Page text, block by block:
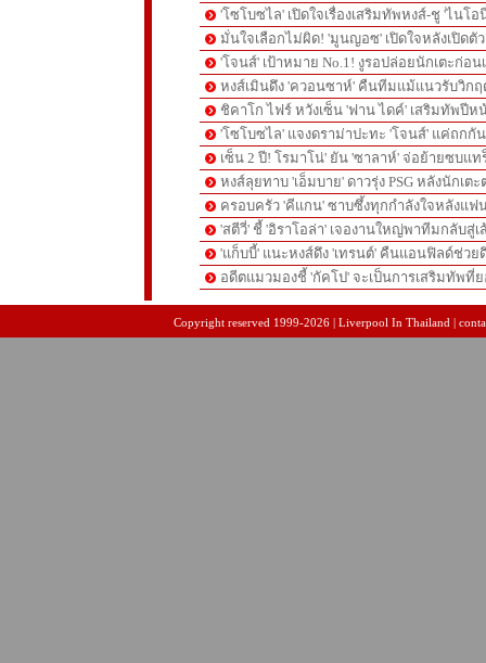
'โซโบซไล' เปิดใจเรื่องเสริมทัพหงส์-ชู 'ไนโ
มั่นใจเลือกไม่ผิด! 'มูนญอซ' เปิดใจหลังเปิดตั
'โจนส์' เป้าหมาย No.1! งูรอปล่อยนักเตะก่อ
หงส์เมินดึง 'ควอนซาห์' คืนทีมแม้แนวรับวิก
ชิคาโก ไฟร์ หวังเซ็น 'ฟาน ไดค์' เสริมทัพปีห
'โซโบซไล' แจงดราม่าปะทะ 'โจนส์' แค่ถกกั
เซ็น 2 ปี! โรมาโน่' ยัน 'ซาลาห์' จ่อย้ายซบแ
หงส์ลุยทาบ 'เอ็มบาย' ดาวรุ่ง PSG หลังนักเต
ครอบครัว 'คีแกน' ซาบซึ้งทุกกำลังใจหลังแฟ
'สตีวี่' ชี้ 'อิราโอล่า' เจองานใหญ่พาทีมกลับสู่
'แก็บบี้' แนะหงส์ดึง 'เทรนต์' คืนแอนฟิลด์ช่วย
อดีตแมวมองชี้ 'กัคโป' จะเป็นการเสริมทัพที่
Copyright reserved 1999-2026 | Liverpool In Thailand |